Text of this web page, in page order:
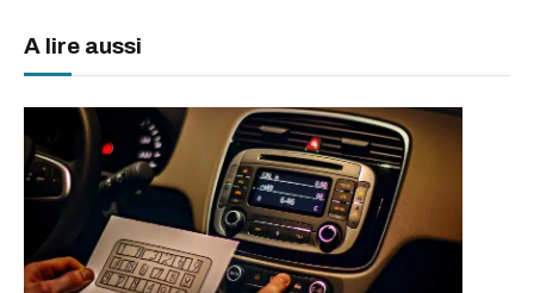
A lire aussi